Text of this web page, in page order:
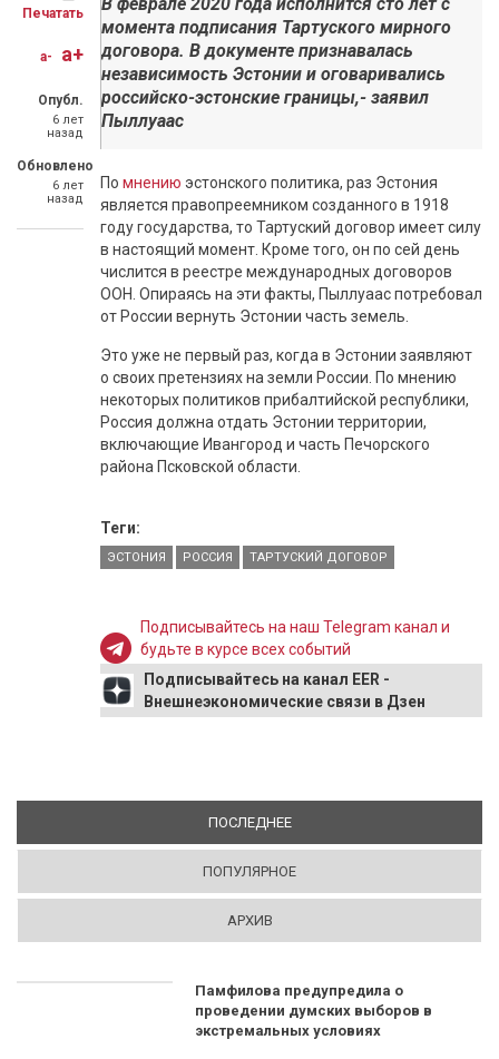
Печатать
a- a+
Опубл.
6 лет
назад
Обновлено
6 лет
назад
момента подписания Тартуского мирного
договора. В документе признавалась
независимость Эстонии и оговаривались
российско-эстонские границы,- заявил
Пыллуаас
По мнению эстонского политика, раз Эстония
является правопреемником созданного в 1918
году государства, то Тартуский договор имеет силу
в настоящий момент. Кроме того, он по сей день
числится в реестре международных договоров
ООН. Опираясь на эти факты, Пыллуаас потребовал
от России вернуть Эстонии часть земель.
Это уже не первый раз, когда в Эстонии заявляют
о своих претензиях на земли России. По мнению
некоторых политиков прибалтийской республики,
Россия должна отдать Эстонии территории,
включающие Ивангород и часть Печорского
района Псковской области.
Теги:
ЭСТОНИЯ РОССИЯ ТАРТУСКИЙ ДОГОВОР
Подписывайтесь на наш Telegram канал и
будьте в курсе всех событий
Подписывайтесь на канал EER -
Внешнеэкономические связи в Дзен
ПОСЛЕДНЕЕ(АКТИВНАЯ ВКЛАДКА)
ПОПУЛЯРНОЕ
АРХИВ
Памфилова предупредила о
проведении думских выборов в
экстремальных условиях